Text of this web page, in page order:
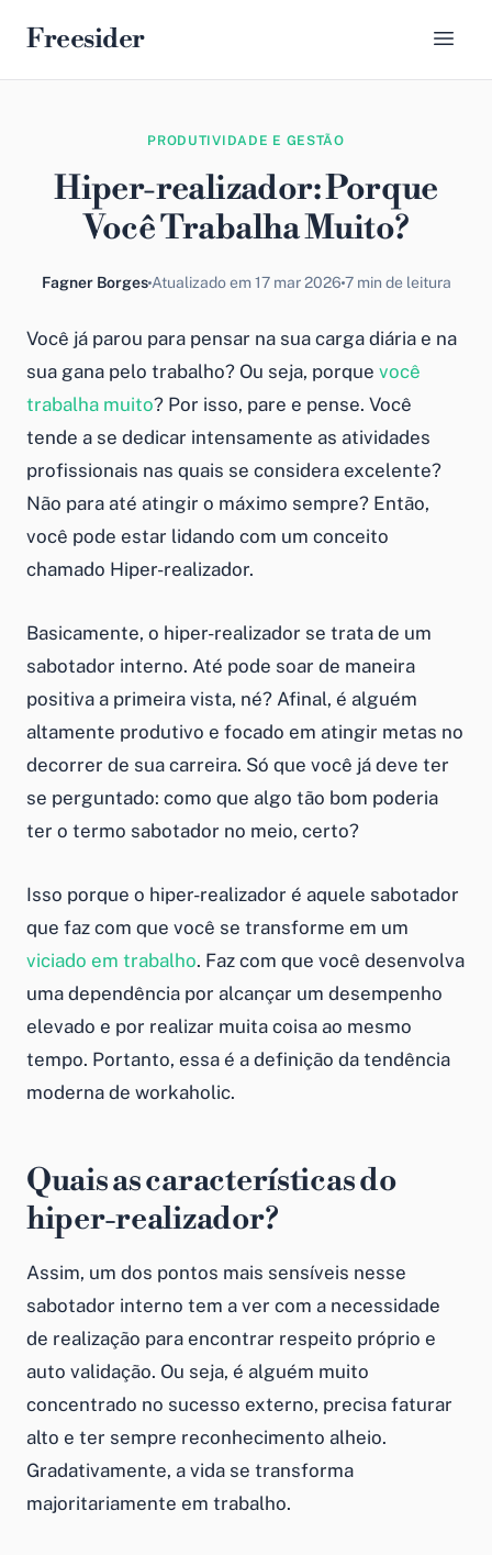
Freesider
PRODUTIVIDADE E GESTÃO
Hiper-realizador: Porque
Você Trabalha Muito?
Fagner BorgesAtualizado em 17 mar 2026 7 min de leitura
Você já parou para pensar na sua carga diária e na
sua gana pelo trabalho? Ou seja, porque você
trabalha muito? Por isso, pare e pense. Você
tende a se dedicar intensamente as atividades
profissionais nas quais se considera excelente?
Não para até atingir o máximo sempre? Então,
você pode estar lidando com um conceito
chamado Hiper-realizador.
Basicamente, o hiper-realizador se trata de um
sabotador interno. Até pode soar de maneira
positiva a primeira vista, né? Afinal, é alguém
altamente produtivo e focado em atingir metas no
decorrer de sua carreira. Só que você já deve ter
se perguntado: como que algo tão bom poderia
ter o termo sabotador no meio, certo?
Isso porque o hiper-realizador é aquele sabotador
que faz com que você se transforme em um
viciado em trabalho. Faz com que você desenvolva
uma dependência por alcançar um desempenho
elevado e por realizar muita coisa ao mesmo
tempo. Portanto, essa é a definição da tendência
moderna de workaholic.
Quais as características do
hiper-realizador?
Assim, um dos pontos mais sensíveis nesse
sabotador interno tem a ver com a necessidade
de realização para encontrar respeito próprio e
auto validação. Ou seja, é alguém muito
concentrado no sucesso externo, precisa faturar
alto e ter sempre reconhecimento alheio.
Gradativamente, a vida se transforma
majoritariamente em trabalho.